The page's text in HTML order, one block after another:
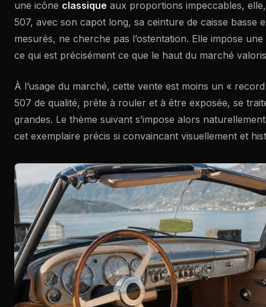
une icône classique aux proportions impeccables,
507, avec son capot long, sa ceinture de caisse basse
mesurés, ne cherche pas l’ostentation. Elle impose
ce qui est précisément ce que le haut du marché
À l’usage du marché, cette vente est moins un «
507 de qualité, prête à rouler et à être exposée, se
grandes. Le thème suivant s’impose alors
cet exemplaire précis si convaincant visuellement et